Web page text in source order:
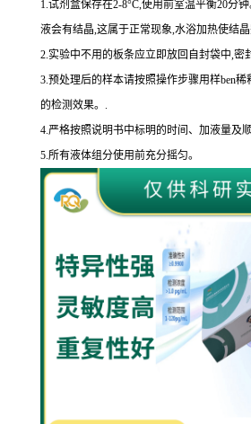
1.试剂盒保存在2-8°C,使用前室温平衡20分
液会有结晶,这属于正常现象,水浴加热使结
2.实验中不用的板条应立即放回自封袋中,密
3.预处理后的样本请按照操作步骤用样ben稀
的检测效果。 .
4.严格按照说明书中标明的时间、加液量及
5.所有液体组分使用前充分摇匀。